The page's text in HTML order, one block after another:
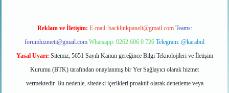
Reklam ve İletişim: E-mail: backlinkpaneli@gmail.com Teams:
forumhizmeti@gmail.com Whatsapp: 0262 606 0 726 Telegram: @karabul
Yasal Uyarı: Sitemiz, 5651 Sayılı Kanun gereğince Bilgi Teknolojileri ve İletişim
Kurumu (BTK) tarafından onaylanmış bir Yer Sağlayıcı olarak hizmet
vermektedir. Bu nedenle, sitedeki içerikleri proaktif olarak denetleme veya